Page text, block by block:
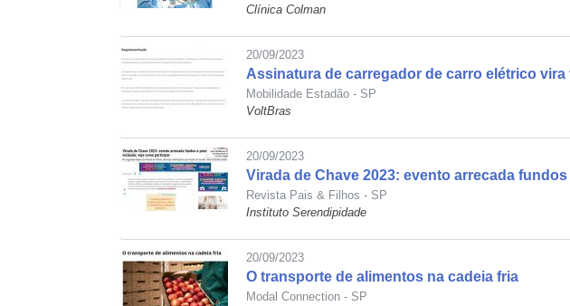
Clínica Colman
20/09/2023
Assinatura de carregador de carro elétrico
Mobilidade Estadão - SP
VoltBras
20/09/2023
Virada de Chave 2023: evento arrecada
Revista Pais & Filhos - SP
Instituto Serendipidade
20/09/2023
O transporte de alimentos na cadeia fria
Modal Connection - SP